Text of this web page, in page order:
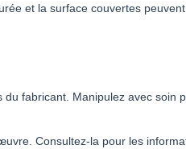
et la surface couvertes
fabricant. Manipulez avec soin
Consultez-la pour les